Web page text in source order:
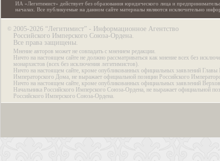
ИА «Легитимист» действует без образования юридического лица и
началах. Все публикуемые на данном сайте материалы являются исключительно
© 2005-2026 “Легитимист” - Информационное Агентство
Российского Имперского Союза-Ордена.
Все права защищены.
Мнение авторов может не совпадать с мнением редакции.
Ничто на настоящем сайте не должно рассматриваться как мнение всех без
монархистов (всех без исключения легитимистов).
Ничто на настоящем сайте, кроме опубликованных официальных заявлений Главы
Императорского Дома, не выражает официальной позиции Российского
Ничто на настоящем сайте, кроме опубликованных официальных заявлений
Начальника Российского Имперского Союза-Ордена, не выражает официальной
Российского Имперского Союза-Ордена.